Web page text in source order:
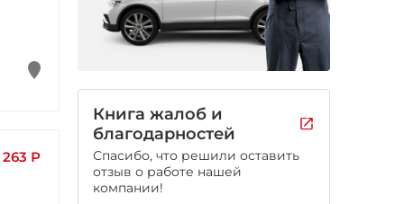
263 Р
Книга жалоб и
благодарностей
Спасибо, что решили оставить
отзыв о работе нашей
компании!